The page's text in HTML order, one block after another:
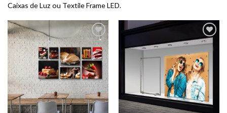
Caixas de Luz ou Textile Frame LED.
Adicionar
aos meus
desejos
Adicionar
desejos